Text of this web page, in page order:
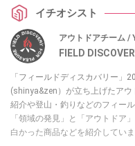
イチオシスト
アウトドアチーム /
FIELD
「フィールドディスカバリー」
(shinya&zen）が立ち上げたア
紹介や登山・釣りなどのフィー
「領域の発見」と「アウトドア
白かった商品などを紹介していま